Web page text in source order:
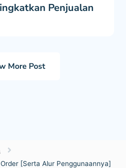
Penjualan
More Post
[Serta Alur Penggunaannya]